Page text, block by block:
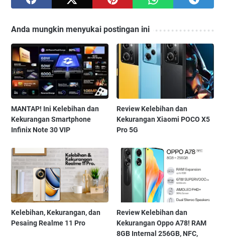
Anda mungkin menyukai postingan ini
MANTAP! Ini Kelebihan dan
Kekurangan Smartphone
Infinix Note 30 VIP
Review Kelebihan dan
Kekurangan Xiaomi POCO X5
Pro 5G
Kelebihan, Kekurangan, dan
Pesaing Realme 11 Pro
Review Kelebihan dan
Kekurangan Oppo A78! RAM
8GB Internal 256GB, NFC,